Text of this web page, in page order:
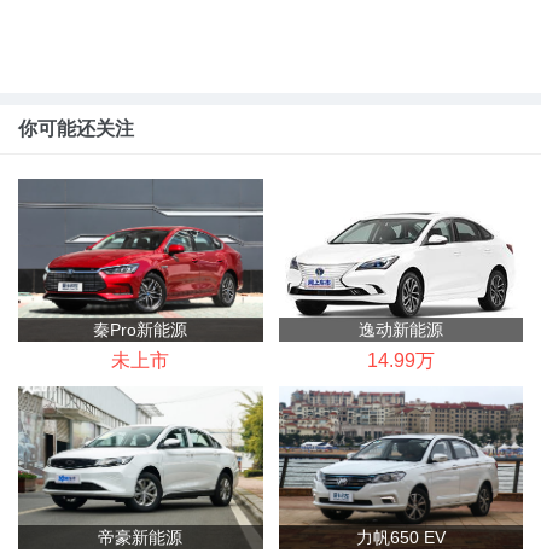
你可能还关注
秦Pro新能源
未上市
逸动新能源
14.99万
帝豪新能源 力帆650 EV